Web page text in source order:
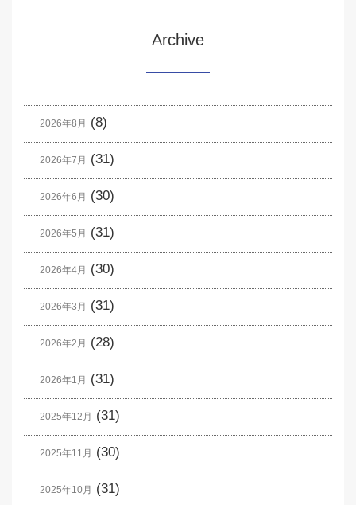
Archive
2026年8月 (8)
2026年7月 (31)
2026年6月 (30)
2026年5月 (31)
2026年4月 (30)
2026年3月 (31)
2026年2月 (28)
2026年1月 (31)
2025年12月 (31)
2025年11月 (30)
2025年10月 (31)